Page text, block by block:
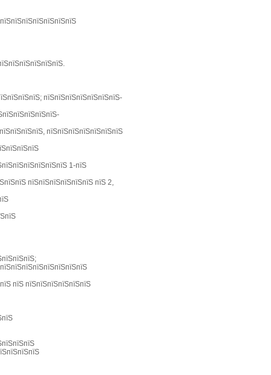
пїЅпїЅпїЅпїЅпїЅпїЅпїЅ-
пїЅпїЅпїЅпїЅпїЅпїЅпїЅ
1-пїЅ
пїЅпїЅпїЅпїЅпїЅпїЅ пїЅ 2,
пїЅ пїЅпїЅпїЅпїЅпїЅпїЅ